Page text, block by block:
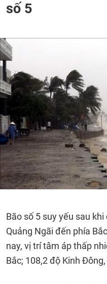
số 5
Bão số 5 suy yếu sau
Quảng Ngãi đến phía
nay, vị trí tâm áp thấp
Bắc; 108,2 độ Kinh